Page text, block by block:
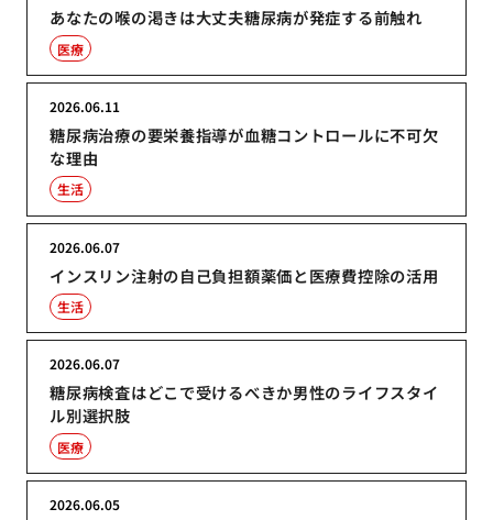
あなたの喉の渇きは大丈夫糖尿病が発症する前触れ
医療
糖尿病治療の要栄養指導が血糖コントロールに不可欠
な理由
2026.06.11
生活
インスリン注射の自己負担額薬価と医療費控除の活用
2026.06.07
生活
糖尿病検査はどこで受けるべきか男性のライフスタイ
ル別選択肢
2026.06.07
医療
2026.06.05